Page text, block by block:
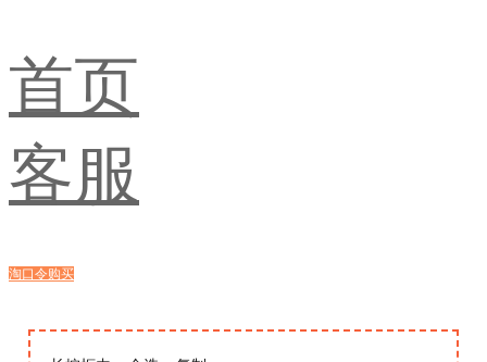
首页
客服
淘口令购买
浏览器购买